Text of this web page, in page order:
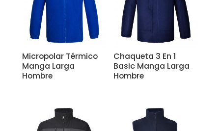
Micropolar Térmico
Manga Larga
Hombre
Chaqueta 3 En 1
Basic Manga Larga
Hombre